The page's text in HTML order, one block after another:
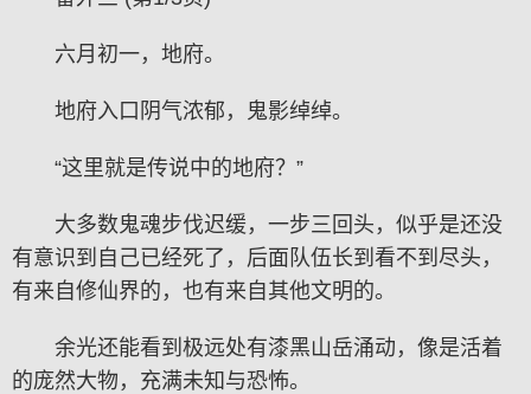
六月初一，地府。
地府入口阴气浓郁，鬼影绰绰。
“这里就是传说中的地府？”
大多数鬼魂步伐迟缓，一步三回头，似乎是还没
有意识到自己已经死了，后面队伍长到看不到尽头，
有来自修仙界的，也有来自其他文明的。
余光还能看到极远处有漆黑山岳涌动，像是活着
的庞然大物，充满未知与恐怖。